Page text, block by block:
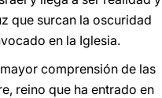
que surcan la oscuridad
en la Iglesia.
comprensión de las
reino que ha entrado en